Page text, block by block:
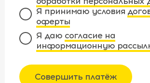
Я принимаю условия
оферты
Я даю согласие на
информационную
Совершить платёж